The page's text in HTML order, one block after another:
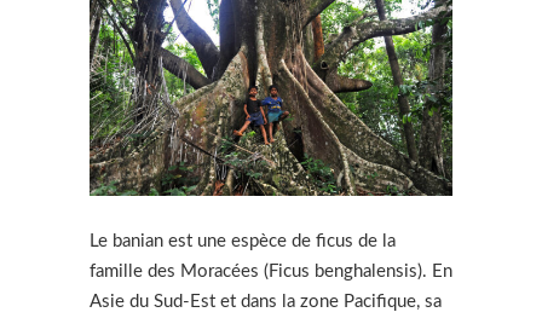
Le banian est une espèce de ficus de la
famille des Moracées (Ficus benghalensis). En
Asie du Sud-Est et dans la zone Pacifique, sa